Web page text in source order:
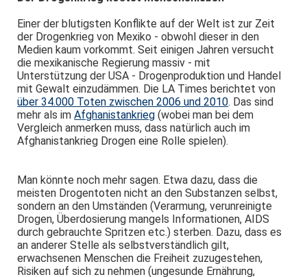
Einer der blutigsten Konflikte auf der Welt ist zur Zeit
der Drogenkrieg von Mexiko - obwohl dieser in den
Medien kaum vorkommt. Seit einigen Jahren versucht
die mexikanische Regierung massiv - mit
Unterstützung der USA - Drogenproduktion und Handel
mit Gewalt einzudämmen. Die LA Times berichtet von
über 34.000 Toten zwischen 2006 und 2010. Das sind
mehr als imAfghanistankrieg (wobei man bei dem
Vergleich anmerken muss, dass natürlich auch im
Afghanistankrieg Drogen eine Rolle spielen).
Man könnte noch mehr sagen. Etwa dazu, dass die
meisten Drogentoten nicht an den Substanzen selbst,
sondern an den Umständen (Verarmung, verunreinigte
Drogen, Überdosierung mangels Informationen, AIDS
durch gebrauchte Spritzen etc.) sterben. Dazu, dass es
an anderer Stelle als selbstverständlich gilt,
erwachsenen Menschen die Freiheit zuzugestehen,
Risiken auf sich zu nehmen (ungesunde Ernährung,